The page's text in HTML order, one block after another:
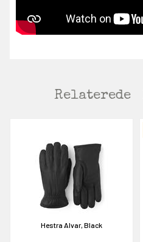
Relaterede
Hestra Alvar, Black